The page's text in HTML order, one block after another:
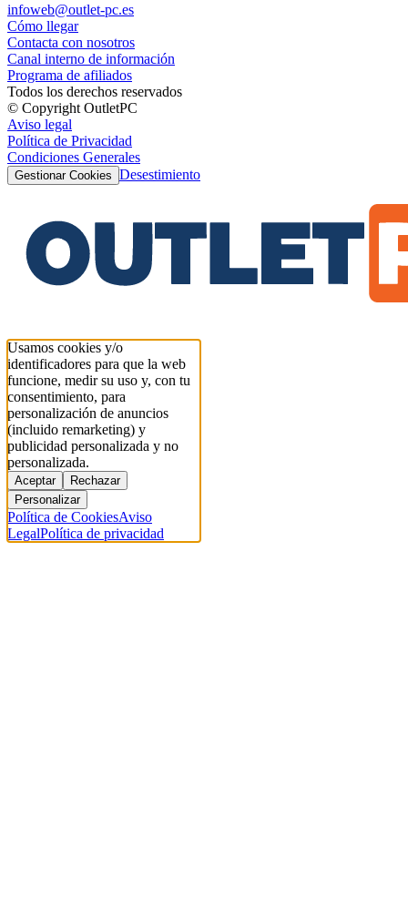
infoweb@outlet-pc.es
Cómo llegar
Contacta con nosotros
Canal interno de información
Programa de afiliados
Todos los derechos reservados
© Copyright OutletPC
Aviso legal
Política de Privacidad
Condiciones Generales
Gestionar Cookies Desestimiento
Usamos cookies y/o
identificadores para que la web
funcione, medir su uso y, con tu
consentimiento, para
personalización de anuncios
(incluido remarketing) y
publicidad personalizada y no
personalizada.
Aceptar
Rechazar
Personalizar
Política de CookiesAviso
LegalPolítica de privacidad